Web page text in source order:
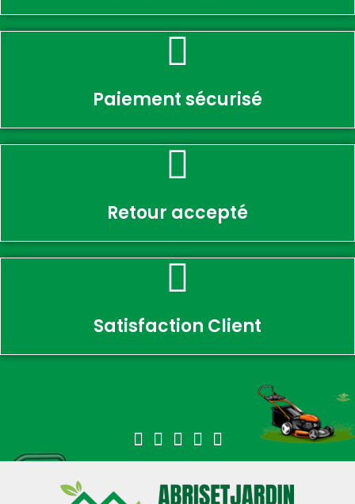
Paiement sécurisé
Retour accepté
Satisfaction Client